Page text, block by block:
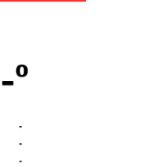
-º
-
-
-